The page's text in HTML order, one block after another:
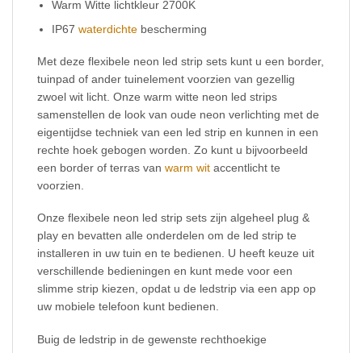
Warm Witte lichtkleur 2700K
IP67waterdichte bescherming
Met deze flexibele neon led strip sets kunt u een border,
tuinpad of ander tuinelement voorzien van gezellig
zwoel wit licht. Onze warm witte neon led strips
samenstellen de look van oude neon verlichting met de
eigentijdse techniek van een led strip en kunnen in een
rechte hoek gebogen worden. Zo kunt u bijvoorbeeld
een border of terras van warm wit accentlicht te
voorzien.
Onze flexibele neon led strip sets zijn algeheel plug &
play en bevatten alle onderdelen om de led strip te
installeren in uw tuin en te bedienen. U heeft keuze uit
verschillende bedieningen en kunt mede voor een
slimme strip kiezen, opdat u de ledstrip via een app op
uw mobiele telefoon kunt bedienen.
Buig de ledstrip in de gewenste rechthoekige